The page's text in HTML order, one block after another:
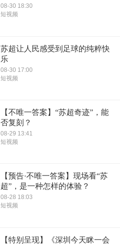
08-30 18:30
短视频
苏超让人民感受到足球的纯粹快
乐
08-30 17:00
短视频
【不唯一答案】“苏超奇迹”，能
否复刻？
08-29 13:41
短视频
【预告·不唯一答案】现场看“苏
超”，是一种怎样的体验？
08-28 18:03
短视频
【特别呈现】《深圳今天眯一会